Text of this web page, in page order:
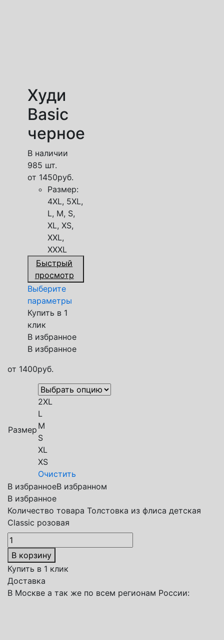
Худи
Basic
черное
В наличии
985 шт.
от 1450руб.
Размер:
4XL, 5XL,
L, M, S,
XL, XS,
XXL,
XXXL
Быстрый
просмотр
Выберите
параметры
Купить в 1
клик
В избранное
В избранное
от 1400руб.
Размер
2XL
L
M
S
XL
XS
Очистить
В избранноеВ избранном
В избранное
Количество товара Толстовка из флиса детская
Classic розовая
В корзину
Купить в 1 клик
Доставка
В Москве а так же по всем регионам России: